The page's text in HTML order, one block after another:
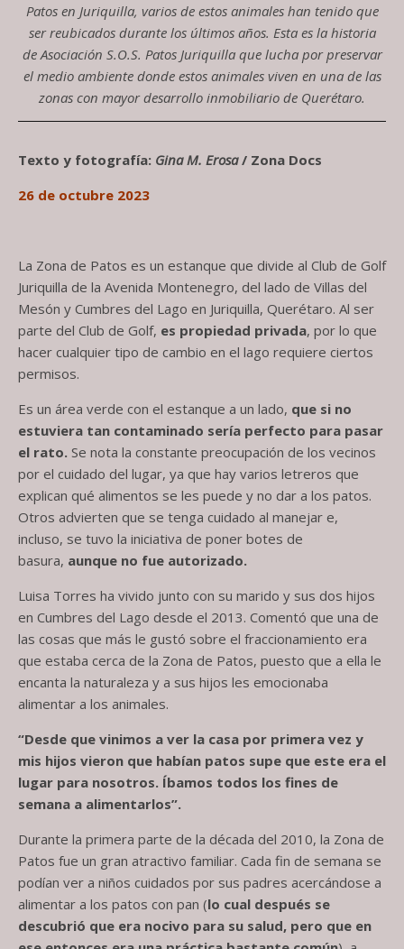
Patos en Juriquilla, varios de estos animales han tenido que
ser reubicados durante los últimos años. Esta es la historia
de Asociación S.O.S. Patos Juriquilla que lucha por preservar
el medio ambiente donde estos animales viven en una de las
zonas con mayor desarrollo inmobiliario de Querétaro.
Texto y fotografía: Gina M. Erosa/ Zona Docs
26 de octubre 2023
La Zona de Patos es un estanque que divide al Club de Golf
Juriquilla de la Avenida Montenegro, del lado de Villas del
Mesón y Cumbres del Lago en Juriquilla, Querétaro. Al ser
parte del Club de Golf, es propiedad privada, por lo que
hacer cualquier tipo de cambio en el lago requiere ciertos
permisos.
Es un área verde con el estanque a un lado, que si no
estuviera tan contaminado sería perfecto para pasar
el rato. Se nota la constante preocupación de los vecinos
por el cuidado del lugar, ya que hay varios letreros que
explican qué alimentos se les puede y no dar a los patos.
Otros advierten que se tenga cuidado al manejar e,
incluso, se tuvo la iniciativa de poner botes de
basura, aunque no fue autorizado.
Luisa Torres ha vivido junto con su marido y sus dos hijos
en Cumbres del Lago desde el 2013. Comentó que una de
las cosas que más le gustó sobre el fraccionamiento era
que estaba cerca de la Zona de Patos, puesto que a ella le
encanta la naturaleza y a sus hijos les emocionaba
alimentar a los animales.
“Desde que vinimos a ver la casa por primera vez y
mis hijos vieron que habían patos supe que este era el
lugar para nosotros. Íbamos todos los fines de
semana a alimentarlos”.
Durante la primera parte de la década del 2010, la Zona de
Patos fue un gran atractivo familiar. Cada fin de semana se
podían ver a niños cuidados por sus padres acercándose a
alimentar a los patos con pan (lo cual después se
descubrió que era nocivo para su salud, pero que en